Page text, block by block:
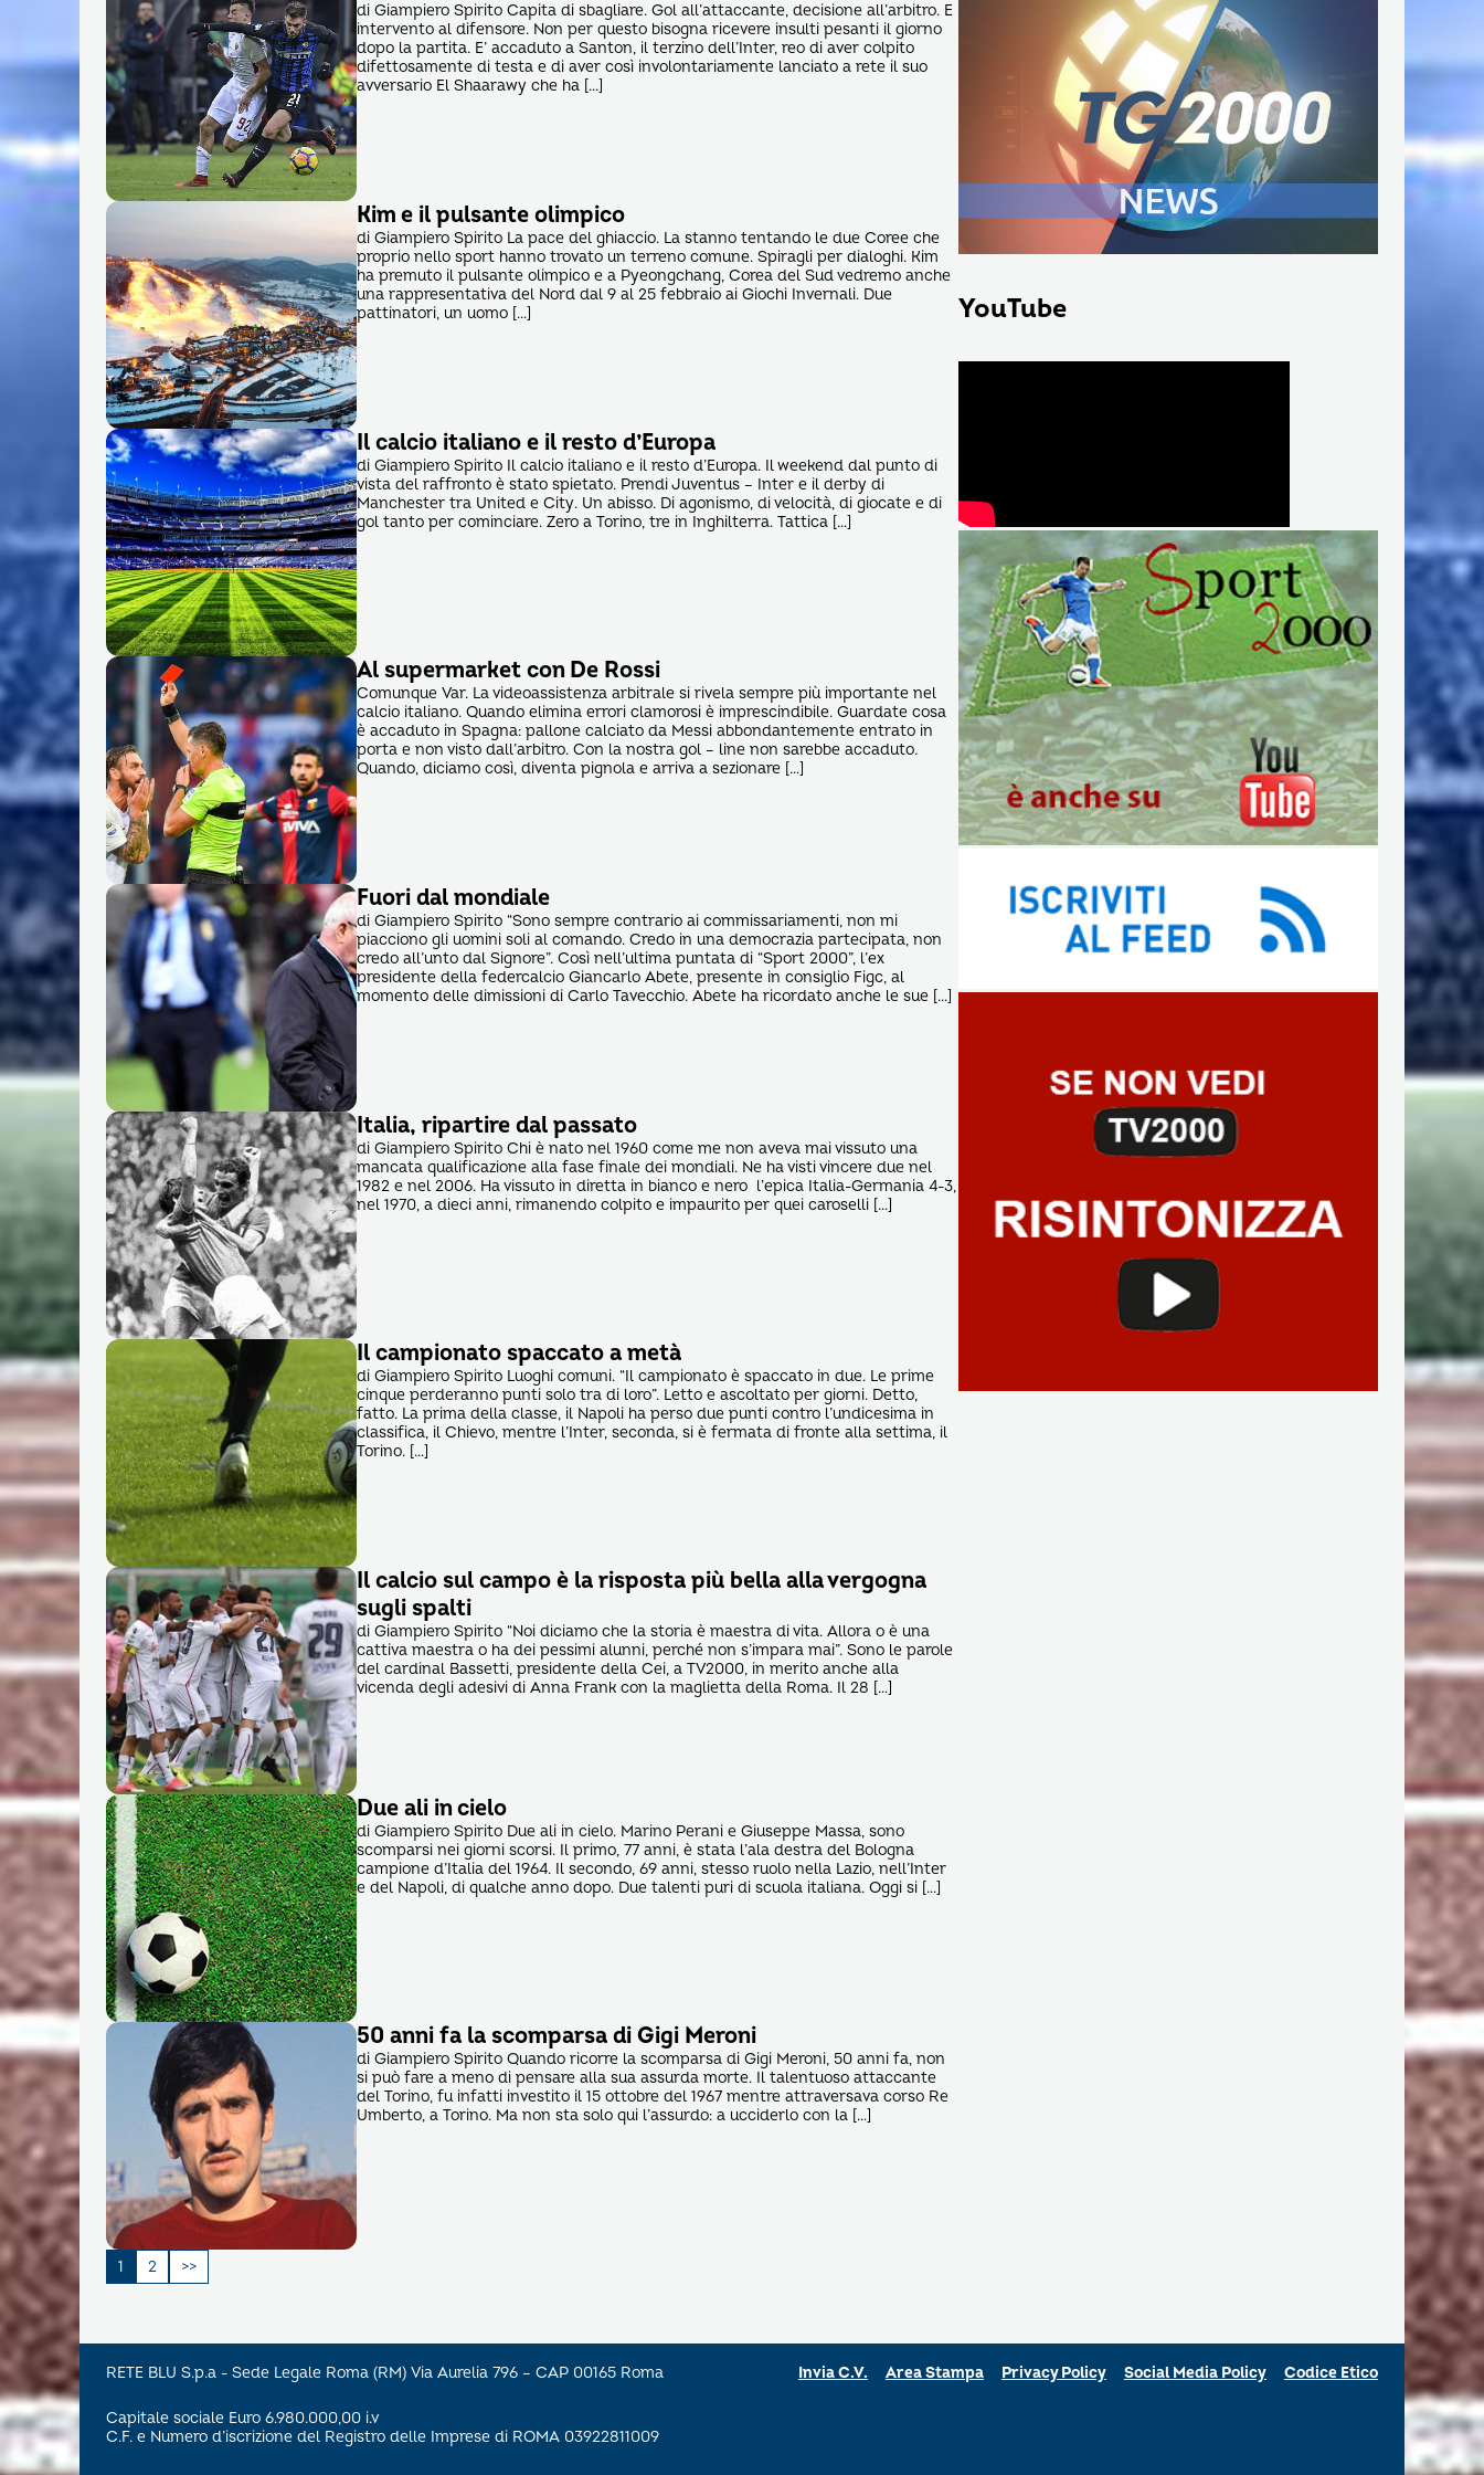
di Giampiero Spirito Capita di sbagliare. Gol all’attaccante, decisione all’arbitro. E
intervento al difensore. Non per questo bisogna ricevere insulti pesanti il giorno
dopo la partita. E’ accaduto a Santon, il terzino dell’Inter, reo di aver colpito
difettosamente di testa e di aver così involontariamente lanciato a rete il suo
avversario El Shaarawy che ha […]
Kim e il pulsante olimpico
di Giampiero Spirito La pace del ghiaccio. La stanno tentando le due Coree che
proprio nello sport hanno trovato un terreno comune. Spiragli per dialoghi. Kim
ha premuto il pulsante olimpico e a Pyeongchang, Corea del Sud vedremo anche
una rappresentativa del Nord dal 9 al 25 febbraio ai Giochi Invernali. Due
pattinatori, un uomo […]
Il calcio italiano e il resto d’Europa
di Giampiero Spirito Il calcio italiano e il resto d’Europa. Il weekend dal punto di
vista del raffronto è stato spietato. Prendi Juventus – Inter e il derby di
Manchester tra United e City. Un abisso. Di agonismo, di velocità, di giocate e di
gol tanto per cominciare. Zero a Torino, tre in Inghilterra. Tattica […]
Al supermarket con De Rossi
Comunque Var. La videoassistenza arbitrale si rivela sempre più importante nel
calcio italiano. Quando elimina errori clamorosi è imprescindibile. Guardate cosa
è accaduto in Spagna: pallone calciato da Messi abbondantemente entrato in
porta e non visto dall’arbitro. Con la nostra gol – line non sarebbe accaduto.
Quando, diciamo così, diventa pignola e arriva a sezionare […]
Fuori dal mondiale
di Giampiero Spirito “Sono sempre contrario ai commissariamenti, non mi
piacciono gli uomini soli al comando. Credo in una democrazia partecipata, non
credo all’unto dal Signore”. Così nell’ultima puntata di “Sport 2000”, l’ex
presidente della federcalcio Giancarlo Abete, presente in consiglio Figc, al
momento delle dimissioni di Carlo Tavecchio. Abete ha ricordato anche le sue […]
Italia, ripartire dal passato
di Giampiero Spirito Chi è nato nel 1960 come me non aveva mai vissuto una
mancata qualificazione alla fase finale dei mondiali. Ne ha visti vincere due nel
1982 e nel 2006. Ha vissuto in diretta in bianco e nero l’epica Italia-Germania 4-3,
nel 1970, a dieci anni, rimanendo colpito e impaurito per quei caroselli […]
Il campionato spaccato a metà
di Giampiero Spirito Luoghi comuni. “Il campionato è spaccato in due. Le prime
cinque perderanno punti solo tra di loro”. Letto e ascoltato per giorni. Detto,
fatto. La prima della classe, il Napoli ha perso due punti contro l’undicesima in
classifica, il Chievo, mentre l’Inter, seconda, si è fermata di fronte alla settima, il
Torino. […]
Il calcio sul campo è la risposta più bella alla vergogna
sugli spalti
di Giampiero Spirito “Noi diciamo che la storia è maestra di vita. Allora o è una
cattiva maestra o ha dei pessimi alunni, perché non s’impara mai”. Sono le parole
del cardinal Bassetti, presidente della Cei, a TV2000, in merito anche alla
vicenda degli adesivi di Anna Frank con la maglietta della Roma. Il 28 […]
Due ali in cielo
di Giampiero Spirito Due ali in cielo. Marino Perani e Giuseppe Massa, sono
scomparsi nei giorni scorsi. Il primo, 77 anni, è stata l’ala destra del Bologna
campione d’Italia del 1964. Il secondo, 69 anni, stesso ruolo nella Lazio, nell’Inter
e del Napoli, di qualche anno dopo. Due talenti puri di scuola italiana. Oggi si […]
50 anni fa la scomparsa di Gigi Meroni
di Giampiero Spirito Quando ricorre la scomparsa di Gigi Meroni, 50 anni fa, non
si può fare a meno di pensare alla sua assurda morte. Il talentuoso attaccante
del Torino, fu infatti investito il 15 ottobre del 1967 mentre attraversava corso Re
Umberto, a Torino. Ma non sta solo qui l’assurdo: a ucciderlo con la […]
Paginazione
articoli
1 2
YouTube
RETE BLU S.p.a - Sede Legale Roma (RM) Via Aurelia 796 – CAP 00165 Roma
Capitale sociale Euro 6.980.000,00 i.v
C.F. e Numero d’iscrizione del Registro delle Imprese di ROMA 03922811009
Invia C.V. Area Stampa Privacy Policy Social Media Policy Codice Etico